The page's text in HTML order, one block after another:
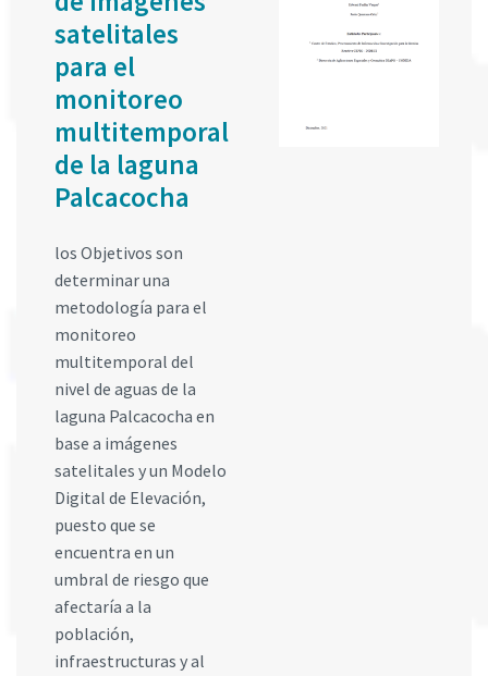
satelitales
para el
monitoreo
multitemporal
de la laguna
Palcacocha
los Objetivos son
determinar una
metodología para el
monitoreo
multitemporal del
nivel de aguas de la
laguna Palcacocha en
base a imágenes
satelitales y un Modelo
Digital de Elevación,
puesto que se
encuentra en un
umbral de riesgo que
afectaría a la
población,
infraestructuras y al